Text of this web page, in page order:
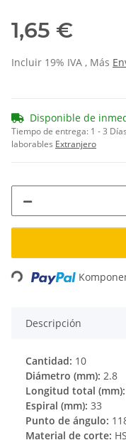
1,65 €
Incluir 19% IVA , Más
Disponible de
Tiempo de entrega: 1 - 3 Días
laborables Extranjero
Loading...
Descripción
Cantidad: 10
Diámetro (mm): 2.8
Longitud total (mm):
Espiral (mm): 33
Punto de ángulo:
Material de corte: